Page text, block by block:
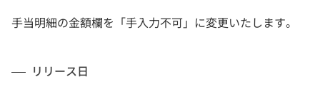
手当明細の金額欄を「手入力不可」に変更いたします。
リリース日